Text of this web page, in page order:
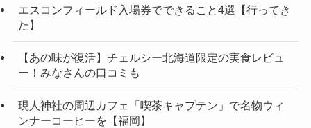
エスコンフィールド入場券でできること4選【行ってき
た】
【あの味が復活】チェルシー北海道限定の実食レビュ
ー！みなさんの口コミも
現人神社の周辺カフェ「喫茶キャプテン」で名物ウィ
ンナーコーヒーを【福岡】